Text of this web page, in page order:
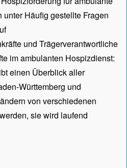
unterHäufig gestellte Fragen
und Trägerverantwortliche
im ambulanten Hospizdienst:
einen Überblick aller
Württemberg und
von verschiedenen
sie wird laufend